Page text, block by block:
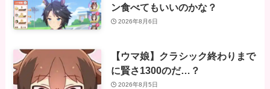
ン食べてもいいのかな？
2026年8月6日
【ウマ娘】クラシック終わりまで
に賢さ1300のだ…？
2026年8月5日